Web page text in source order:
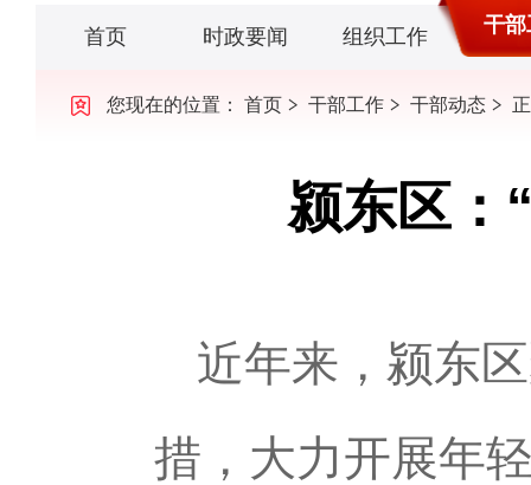
首页 时政要闻 组织工作 干部
您现在的位置： 首页 干部工作 干部动态
颍东区：
近年来，颍东
措，大力开展年